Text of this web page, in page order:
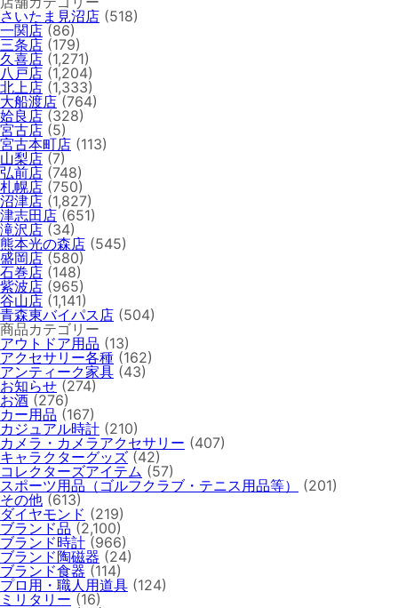
さいたま見沼店 (518)
一関店 (86)
三条店 (179)
久喜店 (1,271)
八戸店 (1,204)
北上店 (1,333)
大船渡店 (764)
姶良店 (328)
宮古店 (5)
宮古本町店 (113)
山梨店 (7)
弘前店 (748)
札幌店 (750)
沼津店 (1,827)
津志田店 (651)
滝沢店 (34)
熊本光の森店 (545)
盛岡店 (580)
石巻店 (148)
紫波店 (965)
谷山店 (1,141)
青森東バイパス店 (504)
商品カテゴリー
アウトドア用品 (13)
アクセサリー各種 (162)
アンティーク家具 (43)
お知らせ (274)
お酒 (276)
カー用品 (167)
カジュアル時計 (210)
カメラ・カメラアクセサリー (407)
キャラクターグッズ (42)
コレクターズアイテム (57)
スポーツ用品（ゴルフクラブ・テニス用品等）
(201)
その他 (613)
ダイヤモンド (219)
ブランド品 (2,100)
ブランド時計 (966)
ブランド陶磁器 (24)
ブランド食器 (114)
プロ用・職人用道具 (124)
ミリタリー (16)